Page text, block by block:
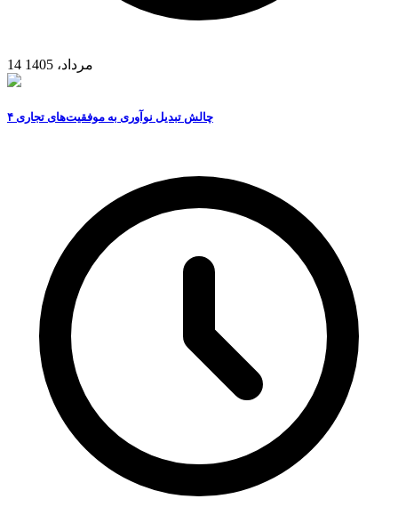
14 مرداد، 1405
۴ چالش تبدیل نوآوری به موفقیت‌های تجاری